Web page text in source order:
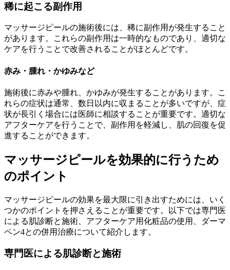
稀に起こる副作用
マッサージピールの施術後には、稀に副作用が発生すること
があります。これらの副作用は一時的なものであり、適切な
ケアを行うことで改善されることがほとんどです。
赤み・腫れ・かゆみなど
施術後に赤みや腫れ、かゆみが発生することがあります。こ
れらの症状は通常、数日以内に収まることが多いですが、症
状が長引く場合には医師に相談することが重要です。適切な
アフターケアを行うことで、副作用を軽減し、肌の回復を促
進することができます。
マッサージピールを効果的に行うため
のポイント
マッサージピールの効果を最大限に引き出すためには、いく
つかのポイントを押さえることが重要です。以下では専門医
による肌診断と施術、アフターケア用化粧品の使用、ダーマ
ペン4との併用治療について紹介します。
専門医による肌診断と施術